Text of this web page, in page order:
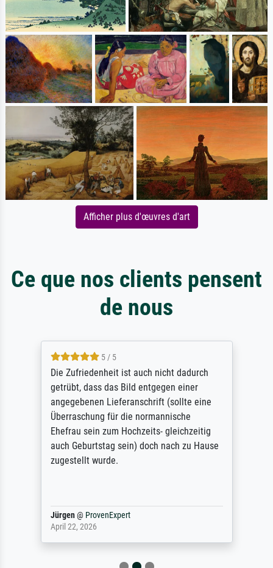
Afficher plus d'œuvres d'art
Ce que nos clients pensent
de nous
5 / 5
Die Zufriedenheit ist auch nicht dadurch
getrübt, dass das Bild entgegen einer
angegebenen Lieferanschrift (sollte eine
Überraschung für die normannische
Ehefrau sein zum Hochzeits- gleichzeitig
auch Geburtstag sein) doch nach zu Hause
zugestellt wurde.
Jürgen@ ProvenExpert
April 22, 2026